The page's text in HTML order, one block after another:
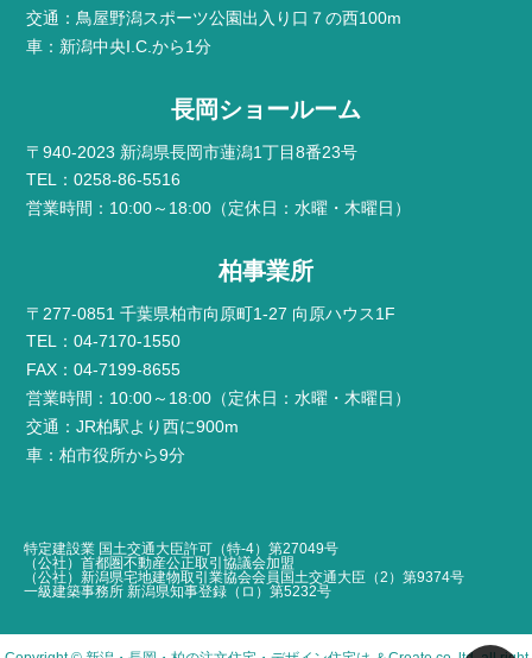
交通：鳥屋野潟スポーツ公園出入り口７の西100m
車：新潟中央I.C.から1分
長岡ショールーム
〒940-2023 新潟県長岡市蓮潟1丁目8番23号
TEL：0258-86-5516
営業時間：10:00～18:00（定休日：水曜・木曜日）
柏事業所
〒277-0851 千葉県柏市向原町1-27 向原ハウス1F
TEL：04-7170-1550
FAX：04-7199-8655
営業時間：10:00～18:00（定休日：水曜・木曜日）
交通：JR柏駅より西に900m
車：柏市役所から9分
特定建設業 国土交通大臣許可（特-4）第27049号
（公社）首都圏不動産公正取引協議会加盟
（公社）新潟県宅地建物取引業協会会員国土交通大臣（2）第9374号
一級建築事務所 新潟県知事登録（ロ）第5232号